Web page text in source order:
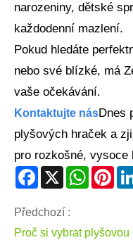
narozeniny, dětské
každodenní mazlení.
Pokud hledáte
nebo své blízké, má
vaše očekávání.
Kontaktujte násDnes
plyšových hraček a
pro rozkošné,
Facebook
X
Předchozí :
Proč si vybrat